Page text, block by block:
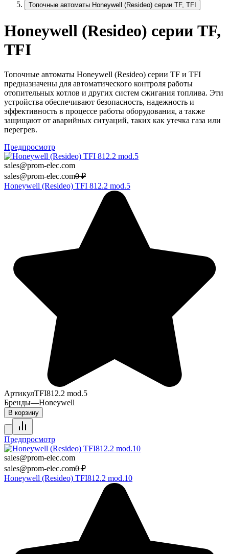
Топочные автоматы Honeywell (Resideo) серии TF, TFI
Honeywell (Resideo) серии TF,
TFI
Топочные автоматы Honeywell (Resideo) серии TF и TFI
предназначены для автоматического контроля работы
отопительных котлов и других систем сжигания топлива. Эти
устройства обеспечивают безопасность, надежность и
эффективность в процессе работы оборудования, а также
защищают от аварийных ситуаций, таких как утечка газа или
перегрев.
Предпросмотр
sales@prom-elec.com
sales@prom-elec.com0 ₽
Honeywell (Resideo) TFI 812.2 mod.5
АртикулTFI812.2 mod.5
Бренды—Honeywell
В корзину
Предпросмотр
sales@prom-elec.com
sales@prom-elec.com0 ₽
Honeywell (Resideo) TFI812.2 mod.10